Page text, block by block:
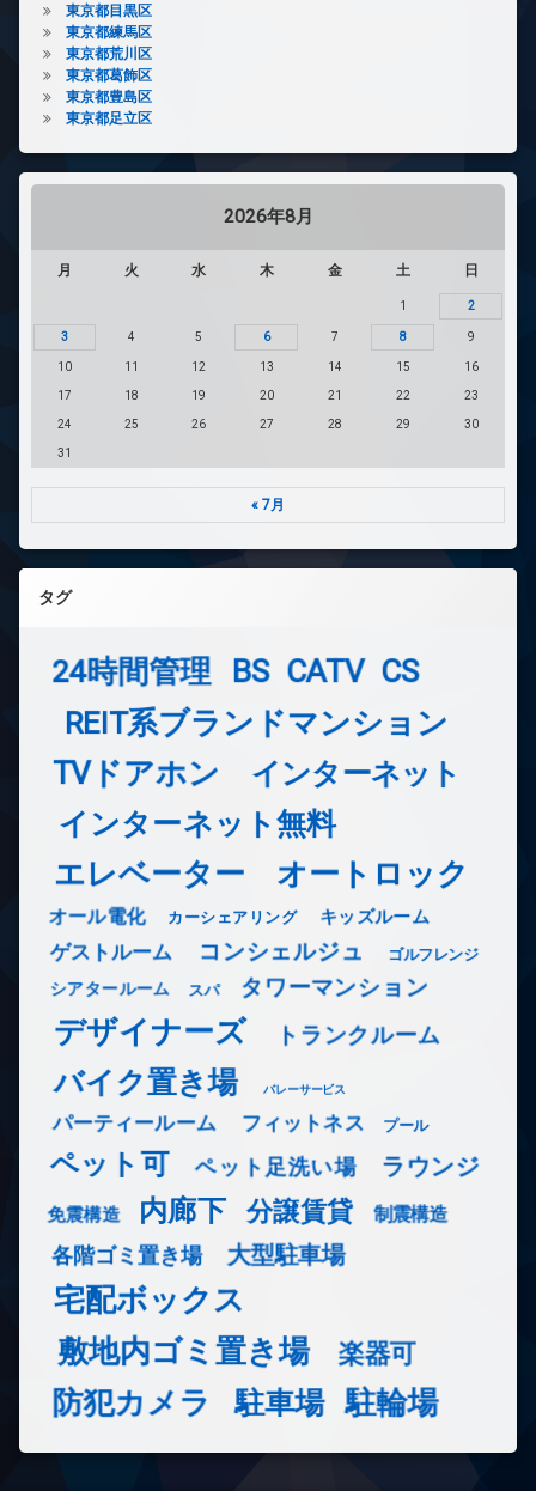
東京都目黒区
東京都練馬区
東京都荒川区
東京都葛飾区
東京都豊島区
東京都足立区
2026年8月
月 火 水 木 金 土 日
1 2
3 4 5 6 7 8 9
10 11 12 13 14 15 16
17 18 19 20 21 22 23
24 25 26 27 28 29 30
31
« 7月
タグ
24時間管理 BS CATV CS
REIT系ブランドマンション
TVドアホン インターネット
インターネット無料
エレベーター オートロック
オール電化 カーシェアリング キッズルーム
ゲストルーム コンシェルジュ ゴルフレンジ
シアタールーム スパ タワーマンション
デザイナーズ トランクルーム
バイク置き場 バレーサービス
パーティールーム フィットネス プール
ペット可 ペット足洗い場 ラウンジ
免震構造 内廊下 分譲賃貸 制震構造
各階ゴミ置き場 大型駐車場
宅配ボックス
敷地内ゴミ置き場
楽器可
防犯カメラ 駐車場 駐輪場